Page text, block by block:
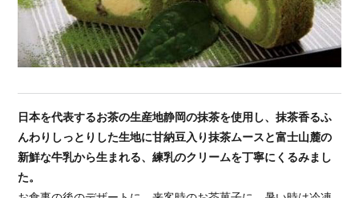
日本を代表するお茶の生産地静岡の抹茶を使用し、抹茶香るふ
んわりしっとりした生地に甘納豆入り抹茶ムースと富士山麓の
新鮮な牛乳から生まれる、練乳のクリームを丁寧にくるみまし
た。